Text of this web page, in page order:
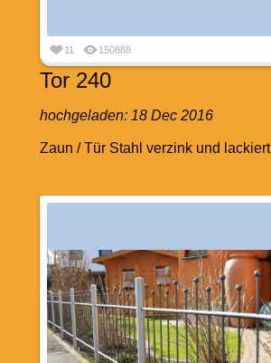
11 150888
Tor 240
hochgeladen: 18 Dec 2016
Zaun / Tür Stahl verzink und lackiert